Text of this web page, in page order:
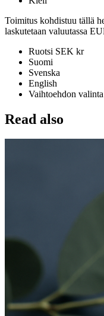
Toimitus kohdistuu tällä
laskutetaan valuutassa
Ruotsi SEK kr
Suomi
Svenska
English
Vaihtoehdon
Read also